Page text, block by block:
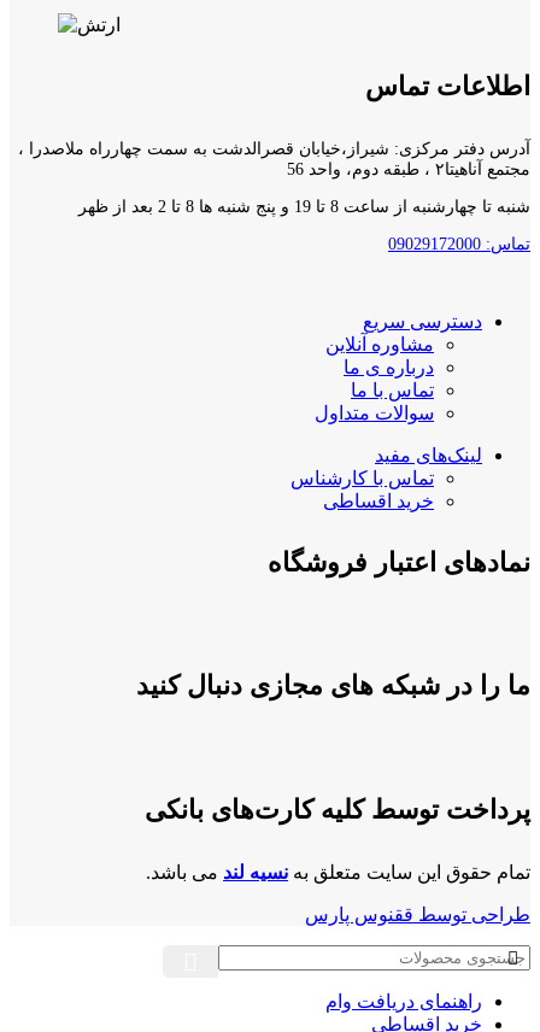
اطلاعات تماس
آدرس دفتر مرکزی: شیراز،خیابان قصرالدشت به سمت چهارراه ملاصدرا ،
مجتمع آناهیتا۲ ، طبقه دوم، واحد 56
شنبه تا چهارشنبه از ساعت 8 تا 19 و پنج شنبه ها 8 تا 2 بعد از ظهر
تماس: 09029172000
دسترسی سریع
مشاوره آنلاین
درباره ی ما
تماس با ما
سوالات متداول
لینک‌های مفید
تماس با کارشناس
خرید اقساطی
نمادهای اعتبار فروشگاه
ما را در شبکه های مجازی دنبال کنید
پرداخت توسط کلیه کارت‌های بانکی
تمام حقوق این سایت متعلق به نسیه لند می باشد.
طراحی توسط ققنوس پارس
راهنمای دریافت وام
خرید اقساطی